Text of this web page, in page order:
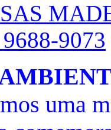
9073
uma